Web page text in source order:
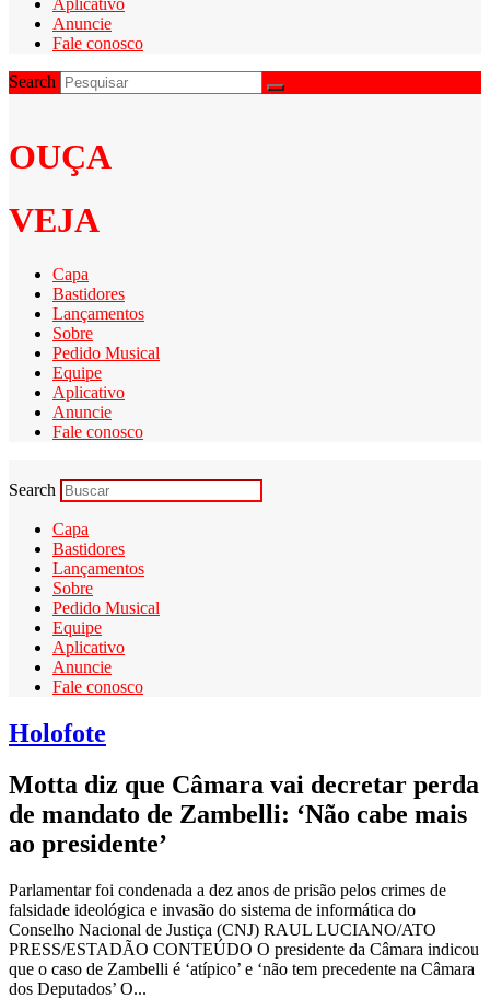
Anuncie
Fale conosco
Search
OUÇA
VEJA
Capa
Bastidores
Lançamentos
Sobre
Pedido Musical
Equipe
Aplicativo
Anuncie
Fale conosco
Search
Capa
Bastidores
Lançamentos
Sobre
Pedido Musical
Equipe
Aplicativo
Anuncie
Fale conosco
Holofote
Motta diz que Câmara vai decretar perda
de mandato de Zambelli: ‘Não cabe mais
ao presidente’
Parlamentar foi condenada a dez anos de prisão pelos crimes de
falsidade ideológica e invasão do sistema de informática do
Conselho Nacional de Justiça (CNJ) RAUL LUCIANO/ATO
PRESS/ESTADÃO CONTEÚDO O presidente da Câmara indicou
que o caso de Zambelli é ‘atípico’ e ‘não tem precedente na Câmara
dos Deputados’ O...